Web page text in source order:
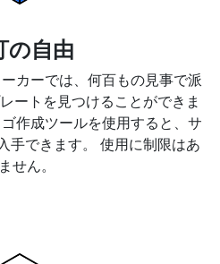
の自由
カーでは、何百もの見事で派
ートを見つけることができま
作成ツールを使用すると、サ
手できます。 使用に制限はあ
せん。